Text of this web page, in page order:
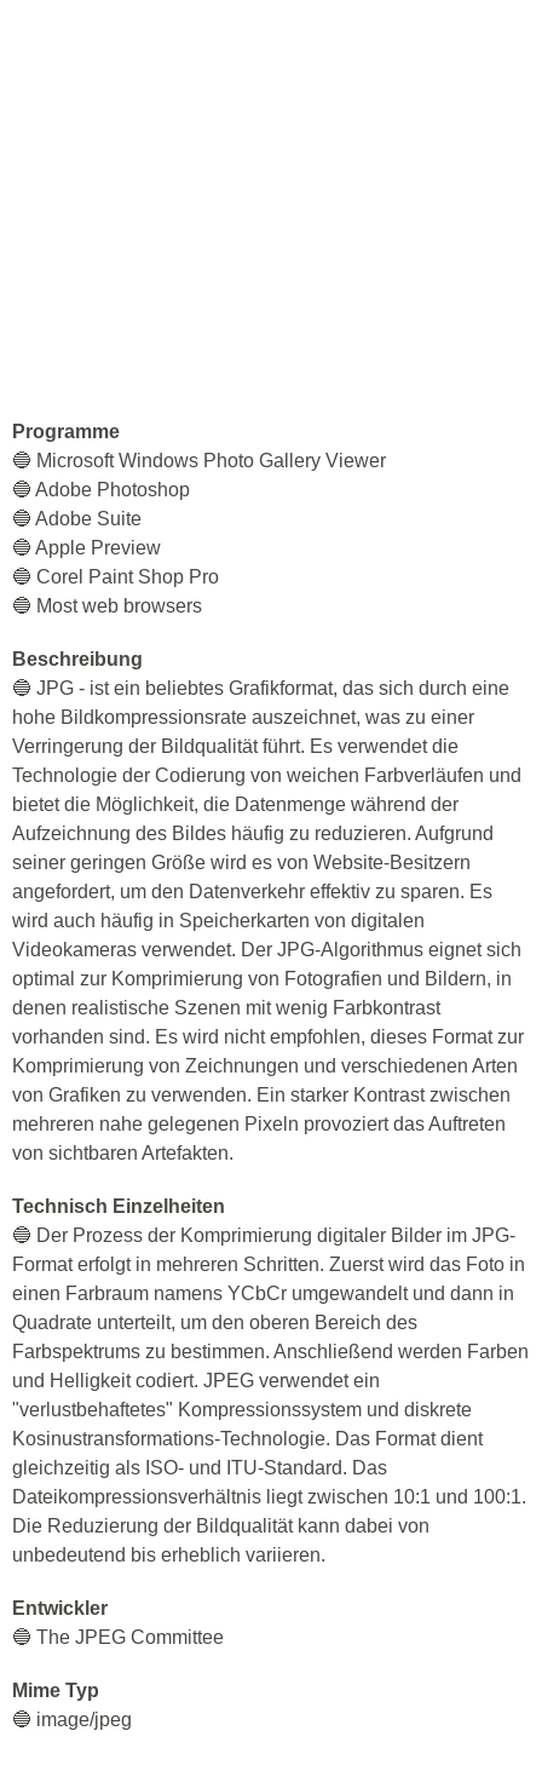
Programme
🔵 Microsoft Windows Photo Gallery Viewer
🔵 Adobe Photoshop
🔵 Adobe Suite
🔵 Apple Preview
🔵 Corel Paint Shop Pro
🔵 Most web browsers
Beschreibung
🔵 JPG - ist ein beliebtes Grafikformat, das sich durch eine
hohe Bildkompressionsrate auszeichnet, was zu einer
Verringerung der Bildqualität führt. Es verwendet die
Technologie der Codierung von weichen Farbverläufen und
bietet die Möglichkeit, die Datenmenge während der
Aufzeichnung des Bildes häufig zu reduzieren. Aufgrund
seiner geringen Größe wird es von Website-Besitzern
angefordert, um den Datenverkehr effektiv zu sparen. Es
wird auch häufig in Speicherkarten von digitalen
Videokameras verwendet. Der JPG-Algorithmus eignet sich
optimal zur Komprimierung von Fotografien und Bildern, in
denen realistische Szenen mit wenig Farbkontrast
vorhanden sind. Es wird nicht empfohlen, dieses Format zur
Komprimierung von Zeichnungen und verschiedenen Arten
von Grafiken zu verwenden. Ein starker Kontrast zwischen
mehreren nahe gelegenen Pixeln provoziert das Auftreten
von sichtbaren Artefakten.
Technisch Einzelheiten
🔵 Der Prozess der Komprimierung digitaler Bilder im JPG-
Format erfolgt in mehreren Schritten. Zuerst wird das Foto in
einen Farbraum namens YCbCr umgewandelt und dann in
Quadrate unterteilt, um den oberen Bereich des
Farbspektrums zu bestimmen. Anschließend werden Farben
und Helligkeit codiert. JPEG verwendet ein
"verlustbehaftetes" Kompressionssystem und diskrete
Kosinustransformations-Technologie. Das Format dient
gleichzeitig als ISO- und ITU-Standard. Das
Dateikompressionsverhältnis liegt zwischen 10:1 und 100:1.
Die Reduzierung der Bildqualität kann dabei von
unbedeutend bis erheblich variieren.
Entwickler
🔵 The JPEG Committee
Mime Typ
🔵 image/jpeg